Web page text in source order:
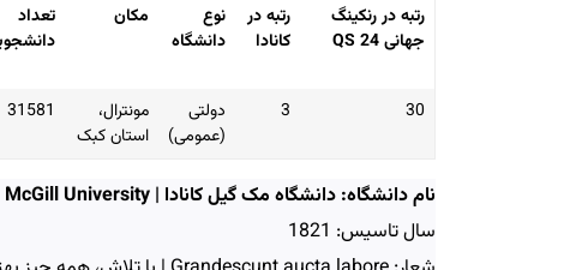
رتبه در رنکینگ
جهانی QS 24
رتبه در
کانادا
نوع
دانشگاه
مکان
تعداد
30
3
دولتی
(عمومی)
مونترال،
استان کبک
31581
نام دانشگاه: دانشگاه مک گیل کانادا | McGill University
سال تاسیس: 1821